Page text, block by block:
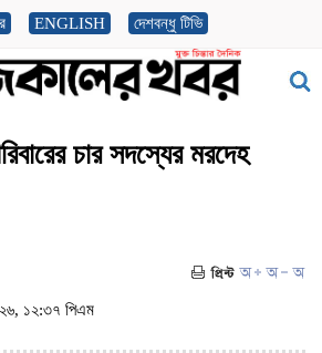
ENGLISH দেশবন্ধু টিভি
চার সদস্যের মরদেহ
১২:৩৭ পিএম